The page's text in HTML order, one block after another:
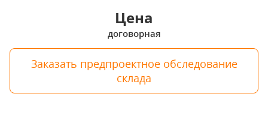
Цена
договорная
Заказать предпроектное обследование
склада